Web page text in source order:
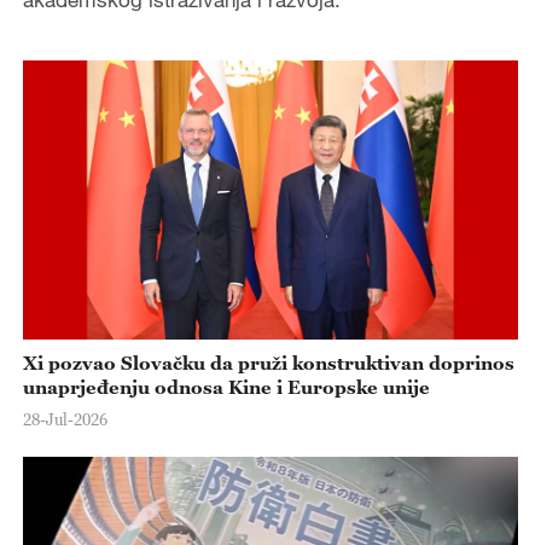
Xi pozvao Slovačku da pruži konstruktivan doprinos
unaprjeđenju odnosa Kine i Europske unije
28-Jul-2026